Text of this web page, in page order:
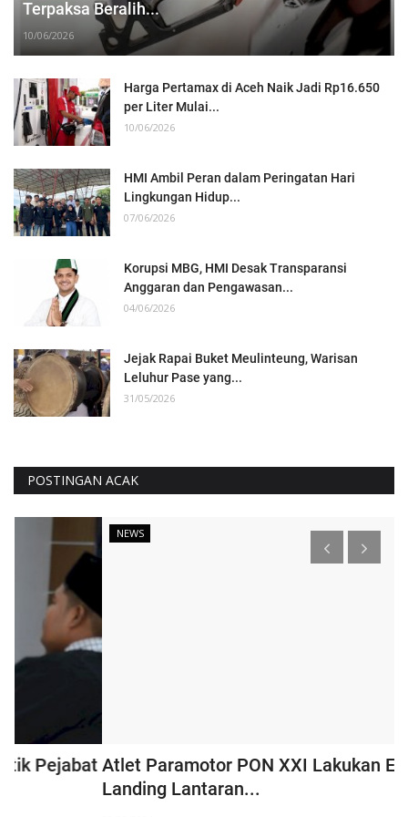
Terpaksa Beralih...
10/06/2026
Harga Pertamax di Aceh Naik Jadi Rp16.650
per Liter Mulai...
10/06/2026
HMI Ambil Peran dalam Peringatan Hari
Lingkungan Hidup...
07/06/2026
Korupsi MBG, HMI Desak Transparansi
Anggaran dan Pengawasan...
04/06/2026
Jejak Rapai Buket Meulinteung, Warisan
Leluhur Pase yang...
31/05/2026
POSTINGAN ACAK
Atlet Paramotor PON XXI Lakukan Emergency
Landing Lantaran...